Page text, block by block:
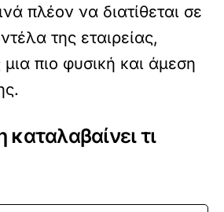
πλέον να διατίθεται σε
της εταιρείας,
πιο φυσική και άμεση
τι